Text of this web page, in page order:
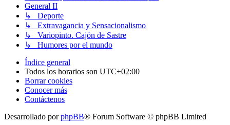
General II
↳ Deporte
↳ Extravagancia y Sensacionalismo
↳ Variopinto. Cajón de Sastre
↳ Humores por el mundo
Índice general
Todos los horarios son UTC+02:00
Borrar cookies
Conocer más
Contáctenos
Desarrollado porphpBB® Forum Software © phpBB Limited